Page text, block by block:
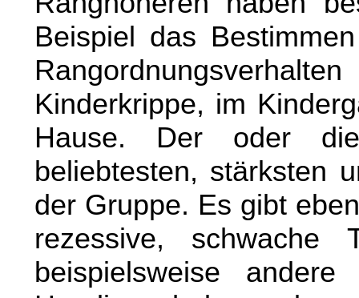
Beispiel das
Kinderkrippe, im
Hause. Der oder
beliebtesten, stärksten
der Gruppe. Es gibt
rezessive, schwache
beispielsweise